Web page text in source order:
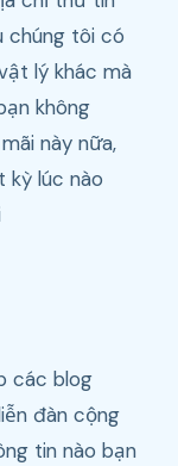
chúng tôi có
lý khác mà
không
này nữa,
kỳ lúc nào
các blog
đàn cộng
tin nào bạn